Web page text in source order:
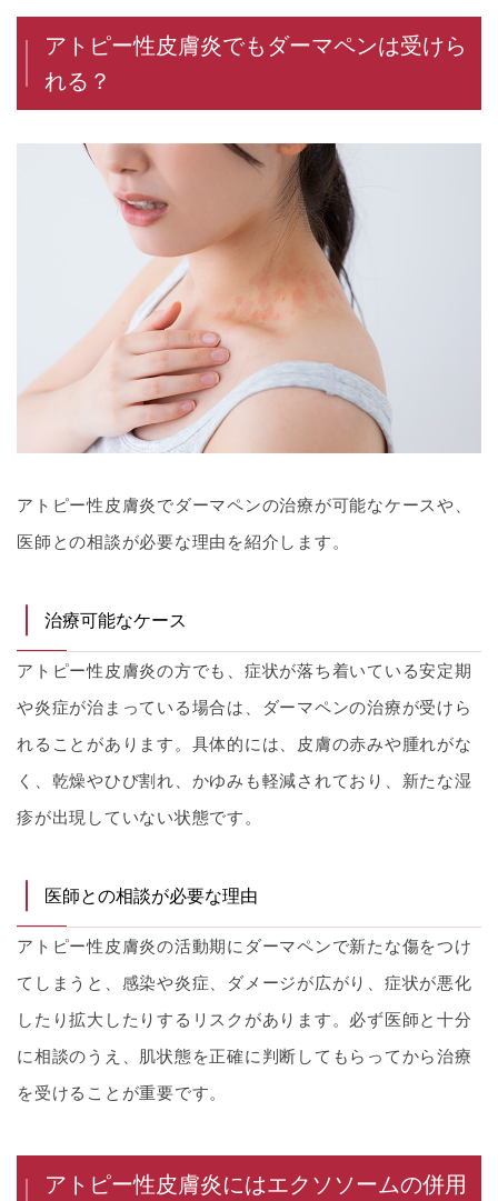
アトピー性皮膚炎でもダーマペンは受けら
れる？
アトピー性皮膚炎でダーマペンの治療が可能なケースや、
医師との相談が必要な理由を紹介します。
治療可能なケース
アトピー性皮膚炎の方でも、症状が落ち着いている安定期
や炎症が治まっている場合は、ダーマペンの治療が受けら
れることがあります。具体的には、皮膚の赤みや腫れがな
く、乾燥やひび割れ、かゆみも軽減されており、新たな湿
疹が出現していない状態です。
医師との相談が必要な理由
アトピー性皮膚炎の活動期にダーマペンで新たな傷をつけ
てしまうと、感染や炎症、ダメージが広がり、症状が悪化
したり拡大したりするリスクがあります。必ず医師と十分
に相談のうえ、肌状態を正確に判断してもらってから治療
を受けることが重要です。
アトピー性皮膚炎にはエクソソームの併用